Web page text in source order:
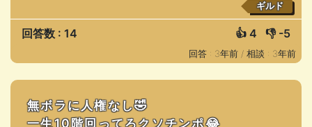
ギルド
回答数 : 14 👍 4 👎 -5
回答 : 3年前 / 相談 : 3年前
無ボラに人権なし🤣
一生10階回ってろクソチンポ😂